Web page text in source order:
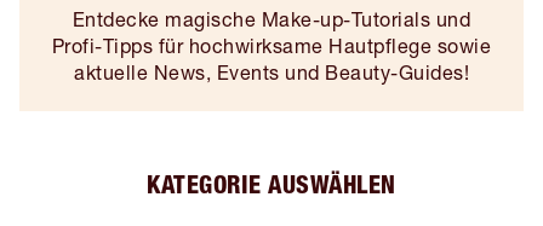
Entdecke magische Make-up-Tutorials und
Profi-Tipps für hochwirksame Hautpflege sowie
aktuelle News, Events und Beauty-Guides!
KATEGORIE AUSWÄHLEN